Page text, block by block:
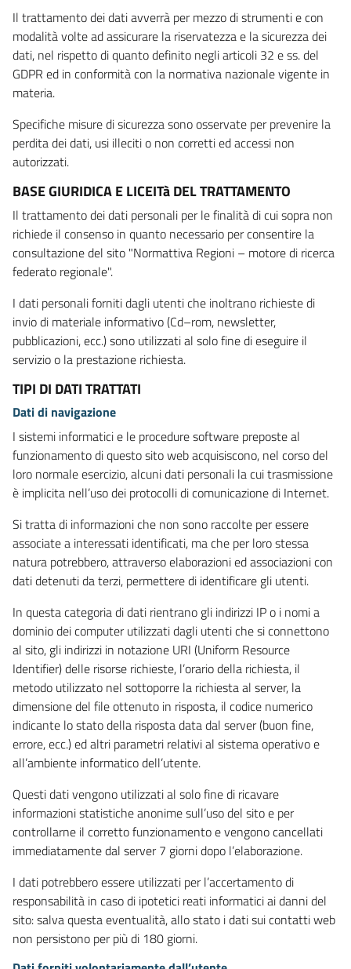
Il trattamento dei dati avverrà per mezzo di strumenti e con
modalità volte ad assicurare la riservatezza e la sicurezza dei
dati, nel rispetto di quanto definito negli articoli 32 e ss. del
GDPR ed in conformità con la normativa nazionale vigente in
materia.
Specifiche misure di sicurezza sono osservate per prevenire la
perdita dei dati, usi illeciti o non corretti ed accessi non
autorizzati.
BASE GIURIDICA E LICEITà DEL TRATTAMENTO
Il trattamento dei dati personali per le finalità di cui sopra non
richiede il consenso in quanto necessario per consentire la
consultazione del sito "Normattiva Regioni – motore di ricerca
federato regionale".
I dati personali forniti dagli utenti che inoltrano richieste di
invio di materiale informativo (Cd–rom, newsletter,
pubblicazioni, ecc.) sono utilizzati al solo fine di eseguire il
servizio o la prestazione richiesta.
TIPI DI DATI TRATTATI
Dati di navigazione
I sistemi informatici e le procedure software preposte al
funzionamento di questo sito web acquisiscono, nel corso del
loro normale esercizio, alcuni dati personali la cui trasmissione
è implicita nell’uso dei protocolli di comunicazione di Internet.
Si tratta di informazioni che non sono raccolte per essere
associate a interessati identificati, ma che per loro stessa
natura potrebbero, attraverso elaborazioni ed associazioni con
dati detenuti da terzi, permettere di identificare gli utenti.
In questa categoria di dati rientrano gli indirizzi IP o i nomi a
dominio dei computer utilizzati dagli utenti che si connettono
al sito, gli indirizzi in notazione URI (Uniform Resource
Identifier) delle risorse richieste, l’orario della richiesta, il
metodo utilizzato nel sottoporre la richiesta al server, la
dimensione del file ottenuto in risposta, il codice numerico
indicante lo stato della risposta data dal server (buon fine,
errore, ecc.) ed altri parametri relativi al sistema operativo e
all’ambiente informatico dell’utente.
Questi dati vengono utilizzati al solo fine di ricavare
informazioni statistiche anonime sull’uso del sito e per
controllarne il corretto funzionamento e vengono cancellati
immediatamente dal server 7 giorni dopo l’elaborazione.
I dati potrebbero essere utilizzati per l’accertamento di
responsabilità in caso di ipotetici reati informatici ai danni del
sito: salva questa eventualità, allo stato i dati sui contatti web
non persistono per più di 180 giorni.